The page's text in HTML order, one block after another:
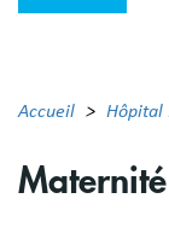
Accueil Hôpital